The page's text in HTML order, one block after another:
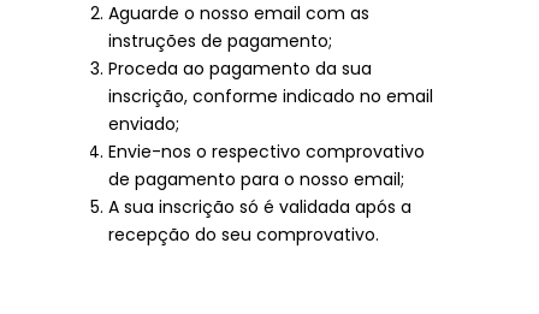
Aguarde o nosso email com as
instruções de pagamento;
Proceda ao pagamento da sua
inscrição, conforme indicado no email
enviado;
Envie-nos o respectivo comprovativo
de pagamento para o nosso email;
A sua inscrição só é validada após a
recepção do seu comprovativo.